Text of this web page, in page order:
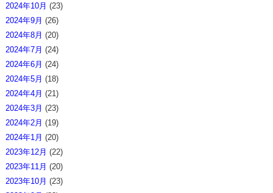
2024年10月 (23)
2024年9月 (26)
2024年8月 (20)
2024年7月 (24)
2024年6月 (24)
2024年5月 (18)
2024年4月 (21)
2024年3月 (23)
2024年2月 (19)
2024年1月 (20)
2023年12月 (22)
2023年11月 (20)
2023年10月 (23)